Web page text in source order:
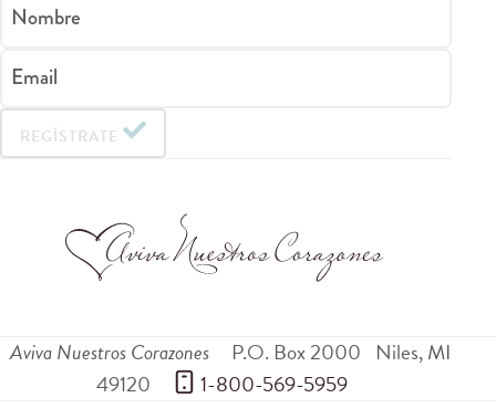
Nombre
Email
REGÍSTRATE
Aviva Nuestros Corazones P.O. Box 2000 Niles,MI
49120
1-800-569-5959